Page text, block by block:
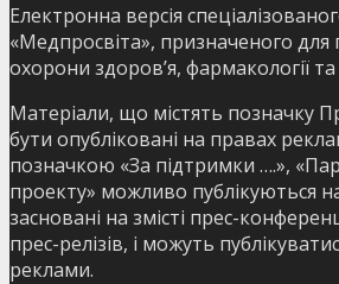
Електронна версія
«Медпросвіта», призначеного для
охорони здоров’я, фармакології
Матеріали, що містять позначку
бути опубліковані на правах
позначкою «За підтримки ….»,
проекту» можливо публікуються
засновані на змісті прес-
прес-релізів, і можуть
реклами.